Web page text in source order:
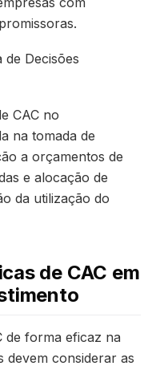
Decisões
CAC no
na tomada de
a orçamentos de
e alocação de
da utilização do
de CAC em
de forma eficaz na
devem considerar as